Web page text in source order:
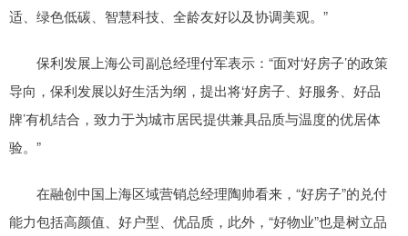
适、绿色低碳、智慧科技、全龄友好以及协调美观。”
保利发展上海公司副总经理付军表示：“面对‘好房子’的政策
导向，保利发展以好生活为纲，提出将‘好房子、好服务、好品
牌’有机结合，致力于为城市居民提供兼具品质与温度的优居体
验。”
在融创中国上海区域营销总经理陶帅看来，“好房子”的兑付
能力包括高颜值、好户型、优品质，此外，“好物业”也是树立品